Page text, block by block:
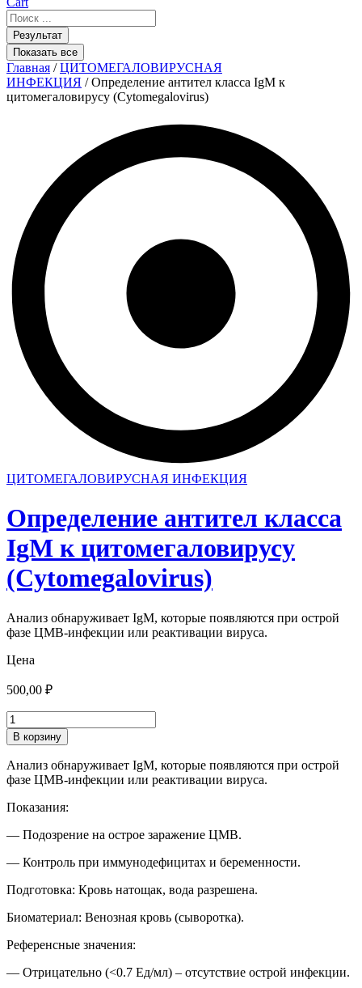
Search
...Результат
Показать все
Главная /ЦИТОМЕГАЛОВИРУСНАЯ
ИНФЕКЦИЯ / Определение антител класса IgМ к
цитомегаловирусу (Cytomegalovirus)
ЦИТОМЕГАЛОВИРУСНАЯ ИНФЕКЦИЯ
Определение антител класса
IgМ к цитомегаловирусу
(Cytomegalovirus)
Анализ обнаруживает IgМ, которые появляются при острой
фазе ЦМВ-инфекции или реактивации вируса.
Цена
500,00 ₽
Количество
товара
Определение
антител
класса
IgМ
к
(Cytomegalovirus)
В корзину
Анализ обнаруживает IgМ, которые появляются при острой
фазе ЦМВ-инфекции или реактивации вируса.
Показания:
— Подозрение на острое заражение ЦМВ.
— Контроль при иммунодефицитах и беременности.
Подготовка: Кровь натощак, вода разрешена.
Биоматериал: Венозная кровь (сыворотка).
Референсные значения:
— Отрицательно (<0.7 Ед/мл) – отсутствие острой инфекции.